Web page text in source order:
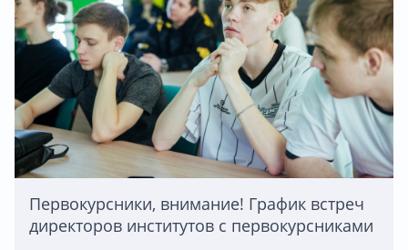
Первокурсники, внимание! График встреч
директоров институтов с первокурсниками